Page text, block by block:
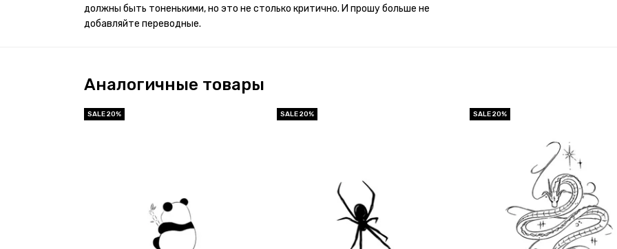
должны быть тоненькими, но это не столько критично. И прошу больше не
добавляйте переводные.
Аналогичные товары
SALE 20% SALE 20% SALE 20%